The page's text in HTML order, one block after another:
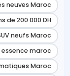
neuves Maroc
de 200 000 DH
neufs Maroc
maroc
Maroc